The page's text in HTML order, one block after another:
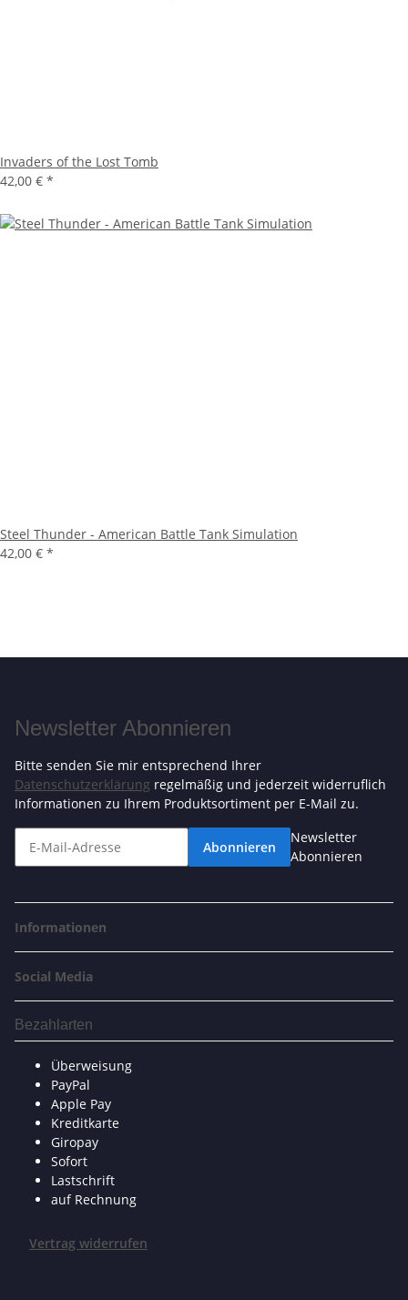
Invaders of the Lost Tomb
42,00 € *
Steel Thunder - American Battle Tank Simulation
42,00 € *
Newsletter Abonnieren
Bitte senden Sie mir entsprechend Ihrer
Datenschutzerklärung regelmäßig und jederzeit widerruflich
Informationen zu Ihrem Produktsortiment per E-Mail zu.
Abonnieren
Newsletter
Abonnieren
Informationen
Social Media
Bezahlarten
Überweisung
PayPal
Apple Pay
Kreditkarte
Giropay
Sofort
Lastschrift
auf Rechnung
Vertrag widerrufen